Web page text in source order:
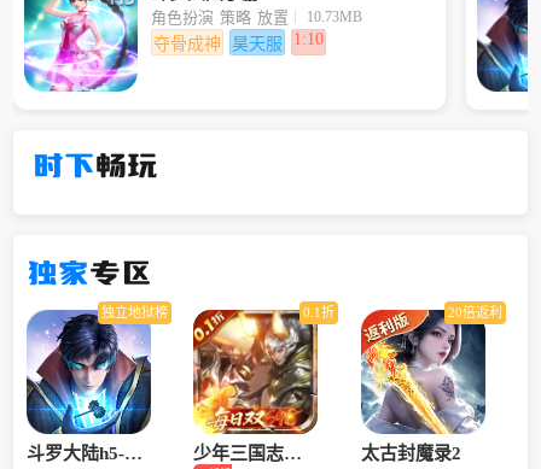
角色扮演 策略 放置 10.73MB
夺骨成神 昊天服 1:10
时下畅玩
独家专区
独立地狱榜
斗罗大陆h5-龙
0.1折
少年三国志：
20倍返利
太古封魔录2